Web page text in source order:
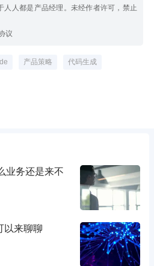
人人都是产品经理。未经作者许可，禁止
议
产品策略 代码生成
业务还是来不
以来聊聊